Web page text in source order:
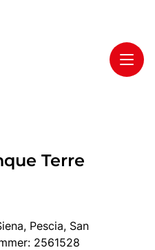
Terre
Pescia, San
2561528